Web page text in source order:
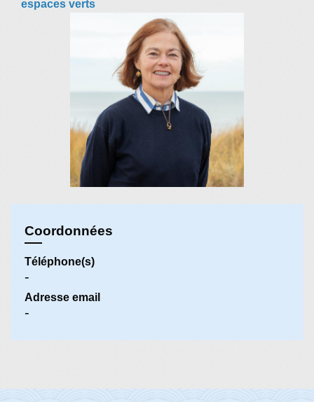
espaces verts
Coordonnées
Téléphone(s)
-
Adresse email
-